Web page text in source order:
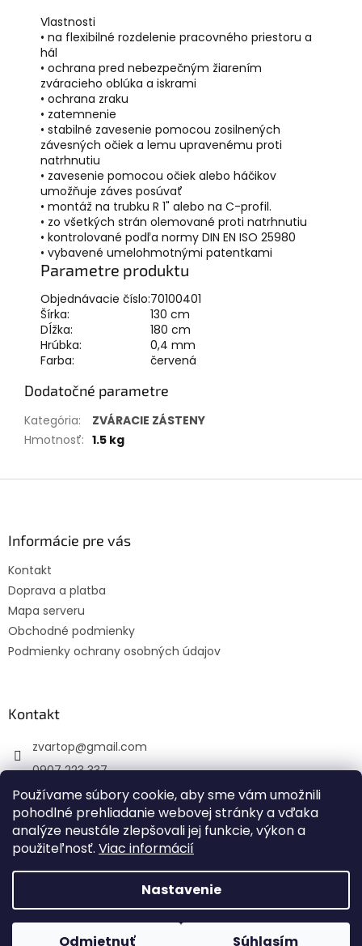
Používame súbory cookie, aby sme vám umožnili
pohodlné prehliadanie webovej stránky a vďaka
analýze neustále zlepšovali jej funkcie, výkon a
použiteľnosť. Viac informácií
Nastavenie
Odmietnuť Súhlasím
Vlastnosti
• na flexibilné rozdelenie pracovného priestoru a
hál
• ochrana pred nebezpečným žiarením
zváracieho oblúka a iskrami
• ochrana zraku
• zatemnenie
• stabilné zavesenie pomocou zosilnených
závesných očiek a lemu upravenému proti
natrhnutiu
• zavesenie pomocou očiek alebo háčikov
umožňuje záves posúvať
• montáž na trubku R 1" alebo na C-profil.
• zo všetkých strán olemované proti natrhnutiu
• kontrolované podľa normy DIN EN ISO 25980
• vybavené umelohmotnými patentkami
Parametre produktu
Objednávacie číslo:70100401
Šírka:
130 cm
Dĺžka:
180 cm
Hrúbka:
0,4 mm
Farba:
červená
Dodatočné parametre
Kategória:
ZVÁRACIE ZÁSTENY
Hmotnosť: 1.5 kg
Informácie pre vás
Kontakt
Doprava a platba
Mapa serveru
Obchodné podmienky
Podmienky ochrany osobných údajov
Kontakt
zvartop@gmail.com
0907 223 337
Sledujte nás na Facebooku
zvartop_s.r.o
Vytvoril Shoptet